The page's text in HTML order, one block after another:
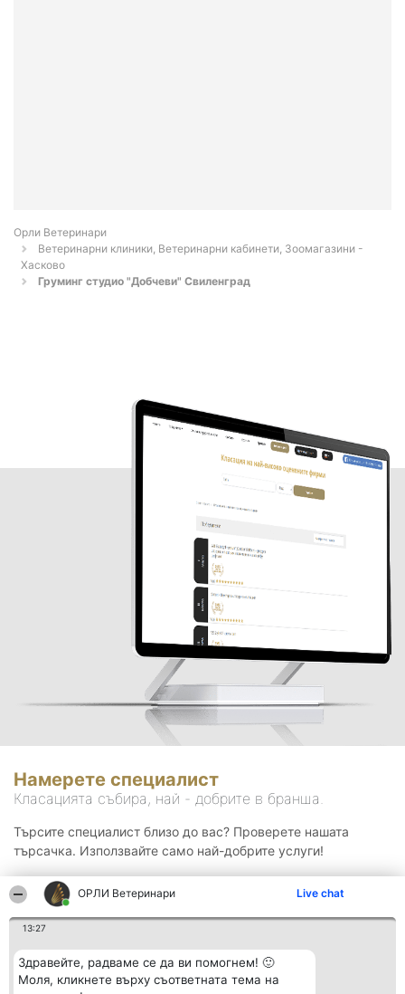
ОРЛИ Ветеринари Live chat
13:27
Здравейте, радваме се да ви помогнем! 🙂
Моля, кликнете върху съответната тема на
Орли Ветеринари
Ветеринарни клиники, Ветеринарни кабинети, Зоомагазини -
Хасково
Груминг студио "Добчеви" Свиленград
Намерете специалист
Класацията събира, най - добрите в бранша.
Търсите специалист близо до вас? Проверете нашата
търсачка. Използвайте само най-добрите услуги!